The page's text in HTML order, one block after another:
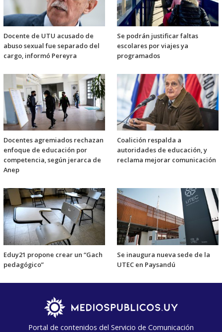
Docente de UTU acusado de
abuso sexual fue separado del
cargo, informó Pereyra
Se podrán justificar faltas
escolares por viajes ya
programados
Docentes agremiados rechazan
enfoque de educación por
competencia, según jerarca de
Anep
Coalición respalda a
autoridades de educación, y
reclama mejorar comunicación
Eduy21 propone crear un “Gach
pedagógico”
Se inaugura nueva sede de la
UTEC en Paysandú
Portal de contenidos del Servicio de Comunicación